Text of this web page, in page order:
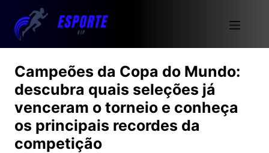
Campeões da Copa do Mundo:
descubra quais seleções já
venceram o torneio e conheça
os principais recordes da
competição